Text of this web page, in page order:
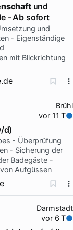
und
- Ab sofort
und
- Eigenständige
mit Blickrichtung
Brühl
vor 11 T
d)
- Überprüfung
- Sicherung der
Badegäste -
Aufgüssen
Darmstadt
vor 6 T